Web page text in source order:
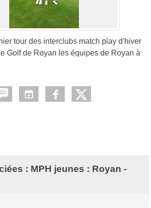
tour des interclubs match play d'hiver
Golf de Royan les équipes de Royan à
: MPH jeunes : Royan -